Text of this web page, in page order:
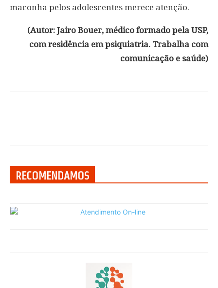
maconha pelos adolescentes merece atenção.
(Autor: Jairo Bouer, médico formado pela USP,
com residência em psiquiatria. Trabalha com
comunicação e saúde)
RECOMENDAMOS